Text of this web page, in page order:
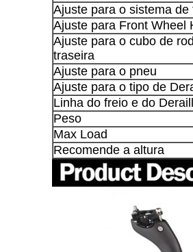
Ajuste para o sistema de
Ajuste para Front Wheel
Ajuste para o cubo de
traseira
Ajuste para o pneu
Ajuste para o tipo de
Linha do freio e do
Peso
Max Load
Recomende a altura